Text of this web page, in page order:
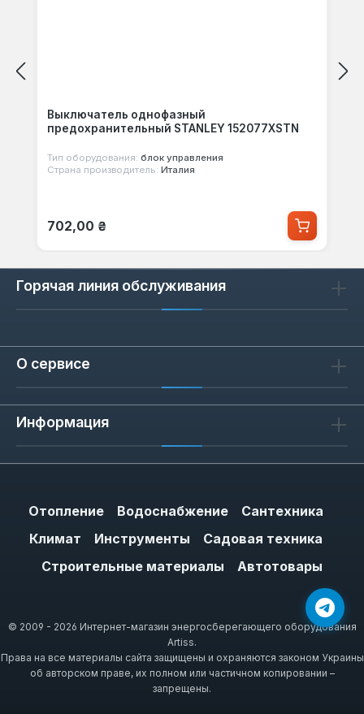
Выключатель однофазный
предохранительный STANLEY 152077XSTN
Тип оборудования: блок управления
Страна производитель: Италия
Обычная цена:
702,00 ₴
Горячая линия обслуживания
О сервисе
Информация
Отопление Водоснабжение
Сантехника
Климат
Инструменты
Садовая техника
Строительные материалы
Автотовары
© 2009 - 2026 Интернет-магазин энергосберегающего оборудования
Artiss.
Права на все материалы сайта защищены и охраняются законом Украины
об авторском праве, их полном или частичном копировании –
запрещены.